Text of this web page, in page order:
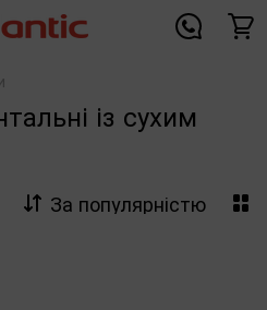
із сухим
За популярністю